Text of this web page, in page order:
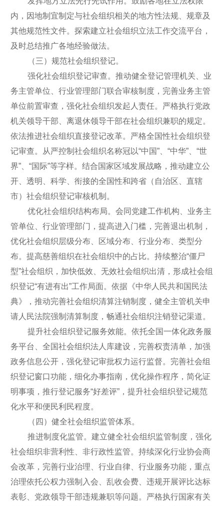
内，因地制宜制定与社会组织相关的地方性法规、规章及
其他规范性文件。探索建立社会组织立法工作交流平台，
及时总结推广各地经验做法。
（三）规范社会组织登记。
强化社会组织登记审查。推动健全登记管理机关、业
务主管单位、行业管理部门联合审核制度，完善业务主管
单位前置审查，强化社会组织发起人责任。严格执行党政
机关领导干部、离退休领导干部在社会组织兼职的规定。
依法推进社会组织直接登记改革。严格全国性社会组织登
记审查。从严控制社会组织名称冠以“中国”、“中华”、“世
界”、“国际”等字样。结合国家区域发展战略，推动建立公
开、透明、科学、衔接的全国性和跨省（自治区、直辖
市）社会组织登记审核机制。
优化社会组织结构布局。会同党建工作机构、业务主
管单位、行业管理部门，提高进入门槛，完善退出机制，
优化社会组织层级分布、区域分布、行业分布、类型分
布。提高慈善组织在社会组织中的占比。持续整治“僵尸
型”社会组织，加快低效、无效社会组织出清，形成社会组
织登记“有进有出”工作局面。依据《中华人民共和国民法
典》，推动完善社会组织清算注销制度，健全主管机关申
请人民法院强制清算制度，畅通社会组织注销登记渠道。
提升社会组织登记服务效能。依托全国一体化政务服
务平台、全国社会组织法人库建设，完善权责清单，加强
政务信息公开，强化登记审批权力运行监督。完善社会组
织登记窗口功能，细化办事指南，优化操作程序，简化证
明事项，推行登记服务“好差评”，提升社会组织登记规范
化水平和便民利民程度。
（四）健全社会组织监管体系。
推进制度化监管。建立健全社会组织监管制度，强化
社会组织非营利性、非行政性监管。持续深化行业协会商
会改革，完善行业治理、行业自律、行业服务功能，重点
治理依托公权力强制入会、乱收会费、违规开展评比达标
表彰、党政领导干部违规兼职等问题。严格执行国家有关